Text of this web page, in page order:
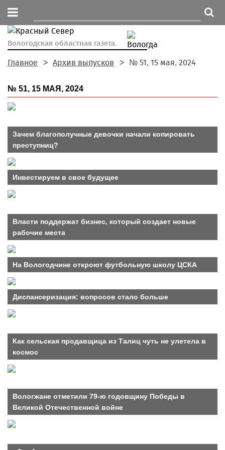
Вологодская областная газета.
Главное Архив выпусков № 51, 15 мая, 2024
№ 51, 15 МАЯ, 2024
Зачем благополучные девочки начали копировать
преступниц?
Инвестируем в свое будущее
Власти поддержат бизнес, который создает новые
рабочие места
На Вологодчине откроют футбольную школу ЦСКА
Диспансеризация: вопросов стало больше
Как сельская продавщица из Талиц чуть не улетела в
космос
Вологжане отметили 79-ю годовщину Победы в
Великой Отечественной войне